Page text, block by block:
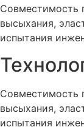
Совместимость
высыхания,
испытания
Совместимость
высыхания,
испытания